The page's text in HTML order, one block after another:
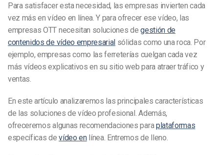
Para satisfacer esta necesidad, las empresas invierten cada
vez más en vídeo en línea. Y para ofrecer ese vídeo, las
empresas OTT necesitan soluciones degestión de
contenidos de vídeo empresarial sólidas como una roca. Por
ejemplo, empresas como las ferreterías cuelgan cada vez
más vídeos explicativos en su sitio web para atraer tráfico y
ventas.
En este artículo analizaremos las principales características
de las soluciones de vídeo profesional. Además,
ofreceremos algunas recomendaciones paraplataformas
específicas devídeo enlínea. Entremos de lleno.